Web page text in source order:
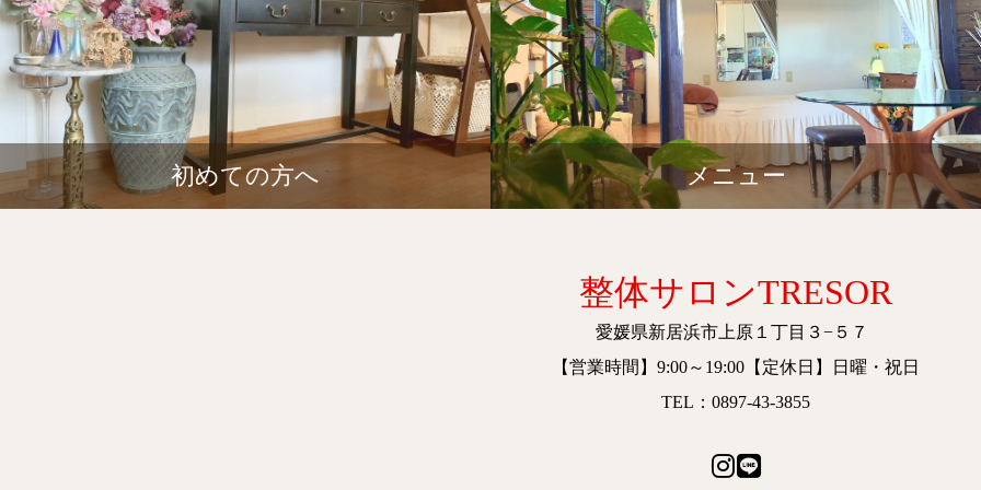
初めての方へ メニュー
整体サロンTRESOR
愛媛県新居浜市上原１丁目３−５７
【営業時間】9:00～19:00【定休日】日曜・祝日
TEL：0897-43-3855